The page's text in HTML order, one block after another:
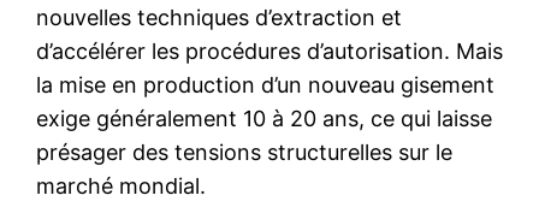
nouvelles techniques d’extraction et
d’accélérer les procédures d’autorisation. Mais
la mise en production d’un nouveau gisement
exige généralement 10 à 20 ans, ce qui laisse
présager des tensions structurelles sur le
marché mondial.